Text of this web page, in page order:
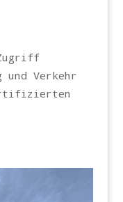
und Verkehr